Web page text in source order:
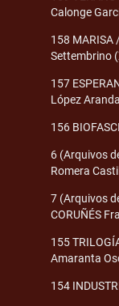
Calonge
158 MARISA
Settembrino
157
López Aranda
156
6 (Arquivos
Romera
7 (Arquivos
CORUÑÉS
155
Amaranta
154